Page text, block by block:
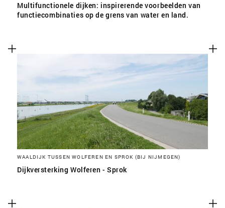
Multifunctionele dijken: inspirerende voorbeelden van
functiecombinaties op de grens van water en land.
WAALDIJK TUSSEN WOLFEREN EN SPROK (BIJ NIJMEGEN)
Dijkversterking Wolferen - Sprok